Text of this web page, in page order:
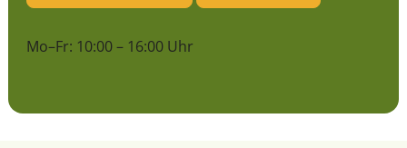
Mo–Fr: 10:00 – 16:00 Uhr